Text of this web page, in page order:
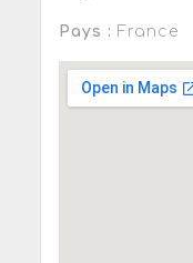
Pays : France